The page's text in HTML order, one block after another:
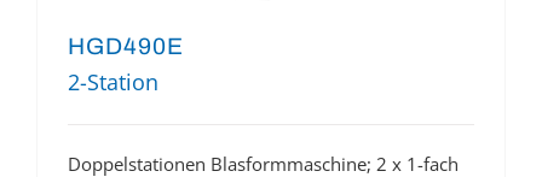
HGD490E
2-Station
Doppelstationen Blasformmaschine; 2 x 1-fach